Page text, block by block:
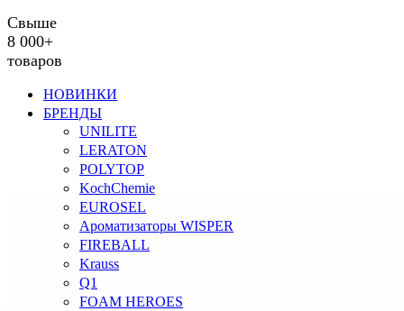
Свыше
8 000+
товаров
НОВИНКИ
БРЕНДЫ
UNILITE
LERATON
POLYTOP
KochChemie
EUROSEL
Ароматизаторы WISPER
FIREBALL
Krauss
Q1
FOAM HEROES